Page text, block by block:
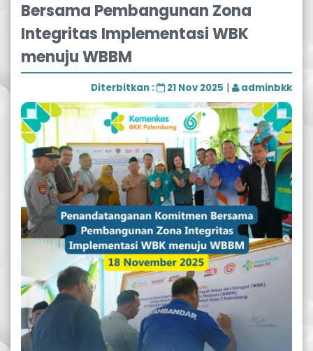
Bersama Pembangunan Zona
Integritas Implementasi WBK
menuju WBBM
Diterbitkan : 21 Nov 2025 | adminbkk